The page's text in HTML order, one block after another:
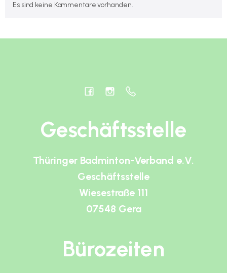
Es sind keine Kommentare vorhanden.
Geschäftsstelle
Thüringer Badminton-Verband e.V.
Geschäftsstelle
Wiesestraße 111
07548 Gera
Bürozeiten